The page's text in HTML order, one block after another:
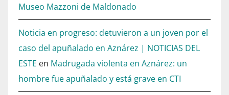
Museo Mazzoni de Maldonado
Noticia en progreso: detuvieron a un joven por el
caso del apuñalado en Aznárez | NOTICIAS DEL
ESTE en Madrugada violenta en Aznárez: un
hombre fue apuñalado y está grave en CTI